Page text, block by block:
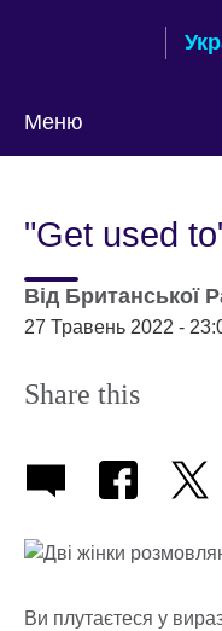
Меню
language
"Get used
Від Британської
27 Травень 2022 -
Share this
Ви плутаєтеся у